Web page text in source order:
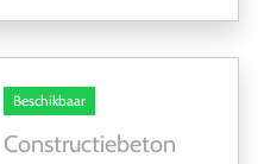
Beschikbaar
Constructiebeton